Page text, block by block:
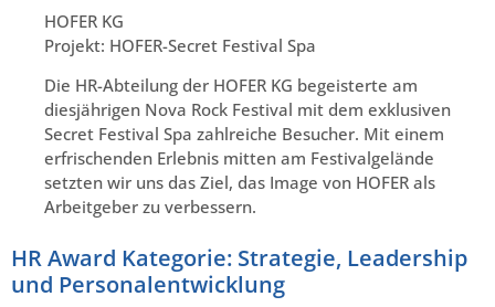
HOFER KG
Projekt: HOFER-Secret Festival Spa
Die HR-Abteilung der HOFER KG begeisterte am
diesjährigen Nova Rock Festival mit dem exklusiven
Secret Festival Spa zahlreiche Besucher. Mit einem
erfrischenden Erlebnis mitten am Festivalgelände
setzten wir uns das Ziel, das Image von HOFER als
Arbeitgeber zu verbessern.
HR Award Kategorie: Strategie, Leadership
und Personalentwicklung